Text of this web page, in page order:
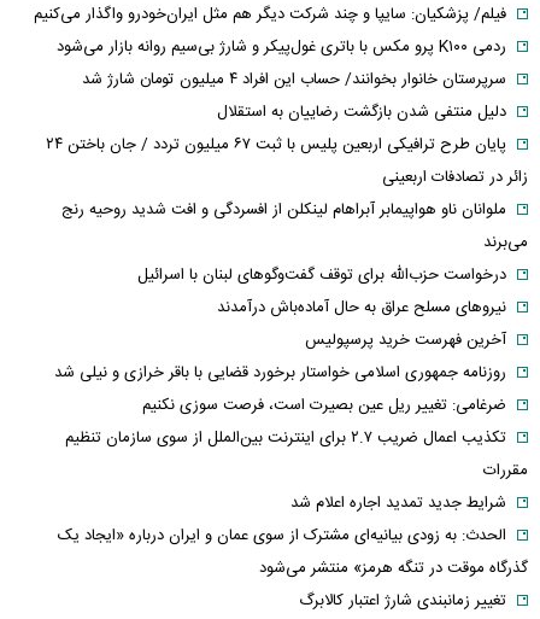
فیلم/ پزشکیان: سایپا و چند شرکت دیگر هم مثل ایران‌خودرو واگذار می‌کنیم
ردمی K۱۰۰ پرو مکس با باتری غول‌پیکر و شارژ بی‌سیم روانه بازار می‌شود
سرپرستان خانوار بخوانند/ حساب این افراد ۴ میلیون تومان شارژ شد
دلیل منتفی شدن بازگشت رضاییان به استقلال
پایان طرح ترافیکی اربعین پلیس با ثبت ۶۷ میلیون تردد / جان باختن ۲۴
زائر در تصادفات اربعینی
ملوانان ناو هواپیمابر آبراهام لینکلن از افسردگی و افت شدید روحیه رنج
می‌برند
درخواست حزب‌الله برای توقف گفت‌وگوهای لبنان با اسرائیل
نیروهای مسلح عراق به حال آماده‌باش درآمدند
آخرین فهرست خرید پرسپولیس
روزنامه جمهوری اسلامی خواستار برخورد قضایی با باقر خرازی و نیلی شد
ضرغامی: تغییر ریل عین بصیرت است، فرصت سوزی نکنیم
تکذیب اعمال ضریب ۲.۷ برای اینترنت بین‌الملل از سوی سازمان تنظیم
مقررات
شرایط جدید تمدید اجاره اعلام شد
الحدث: به زودی بیانیه‌ای مشترک از سوی عمان و ایران درباره «ایجاد یک
گذرگاه موقت در تنگه هرمز» منتشر می‌شود
تغییر زمانبندی‌ شارژ اعتبار کالابرگ